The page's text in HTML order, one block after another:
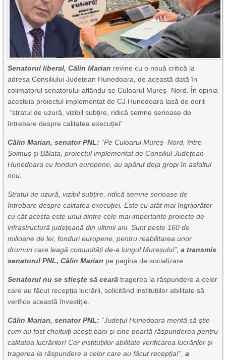
Senatorul liberal, Călin Marian revine cu o nouă critică la
adresa Consiliului Județean Hunedoara, de această dată în
colimatorul senatorului aflându-se Culoarul Mureș- Nord. În opinia
acestuia proiectul implementat de CJ Hunedoara lasă de dorit
“stratul de uzură, vizibil subțire, ridică semne serioase de
întrebare despre calitatea execuției”
Călin Marian, senator PNL: “Pe Culoarul Mureș–Nord, între
Șoimuș și Bălata, proiectul implementat de Consiliul Județean
Hunedoara cu fonduri europene, au apărut deja gropi în asfaltul
nou.
Stratul de uzură, vizibil subțire, ridică semne serioase de
întrebare despre calitatea execuției. Este cu atât mai îngrijorător
cu cât acesta este unul dintre cele mai importante proiecte de
infrastructură județeană din ultimii ani. Sunt peste 160 de
milioane de lei, fonduri europene, pentru reabilitarea unor
drumuri care leagă comunități de-a lungul Mureșului”, a transmis
senatorul PNL, Călin Marian pe pagina de socializare.
Senatorul nu se sfiește să ceară tragerea la răspundere a celor
care au făcut recepția lucrării, solicitând instituțiilor abilitate să
verifice această învestiție.
Călin Marian, senator PNL: “Județul Hunedoara merită să știe
cum au fost cheltuiți acești bani și cine poartă răspunderea pentru
calitatea lucrărilor!Cer instituțiilor abilitate verificarea lucrărilor și
tragerea la răspundere a celor care au făcut recepția!”, a